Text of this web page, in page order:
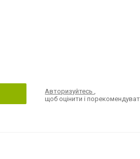
Авторизуйтесь,
щоб оцінити і